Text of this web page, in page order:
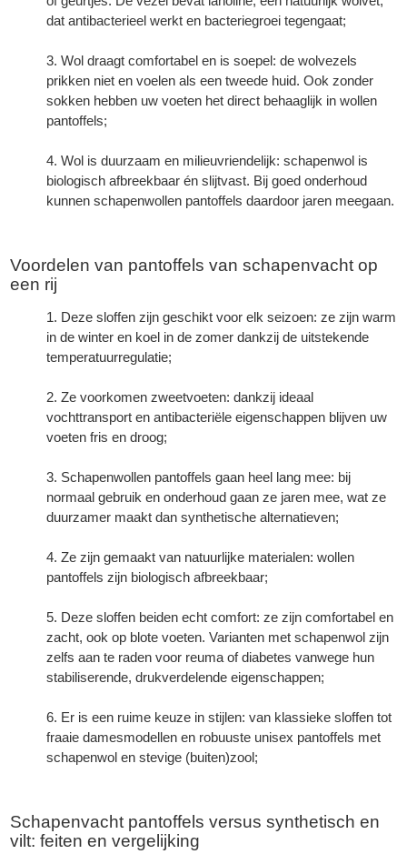
dat antibacterieel werkt en bacteriegroei tegengaat;
Wol draagt comfortabel en is soepel: de wolvezels
prikken niet en voelen als een tweede huid. Ook zonder
sokken hebben uw voeten het direct behaaglijk in wollen
pantoffels;
Wol is duurzaam en milieuvriendelijk: schapenwol is
biologisch afbreekbaar én slijtvast. Bij goed onderhoud
kunnen schapenwollen pantoffels daardoor jaren meegaan.
Voordelen van pantoffels van schapenvacht op
een rij
Deze sloffen zijn geschikt voor elk seizoen: ze zijn warm
in de winter en koel in de zomer dankzij de uitstekende
temperatuurregulatie;
Ze voorkomen zweetvoeten: dankzij ideaal
vochttransport en antibacteriële eigenschappen blijven uw
voeten fris en droog;
Schapenwollen pantoffels gaan heel lang mee: bij
normaal gebruik en onderhoud gaan ze jaren mee, wat ze
duurzamer maakt dan synthetische alternatieven;
Ze zijn gemaakt van natuurlijke materialen: wollen
pantoffels zijn biologisch afbreekbaar;
Deze sloffen beiden echt comfort: ze zijn comfortabel en
zacht, ook op blote voeten. Varianten met schapenwol zijn
zelfs aan te raden voor reuma of diabetes vanwege hun
stabiliserende, drukverdelende eigenschappen;
Er is een ruime keuze in stijlen: van klassieke sloffen tot
fraaie damesmodellen en robuuste unisex pantoffels met
schapenwol en stevige (buiten)zool;
Schapenvacht pantoffels versus synthetisch en
vilt: feiten en vergelijking